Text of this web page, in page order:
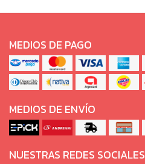
MEDIOS DE PAGO
MEDIOS DE ENVÍO
NUESTRAS REDES SOCIALES